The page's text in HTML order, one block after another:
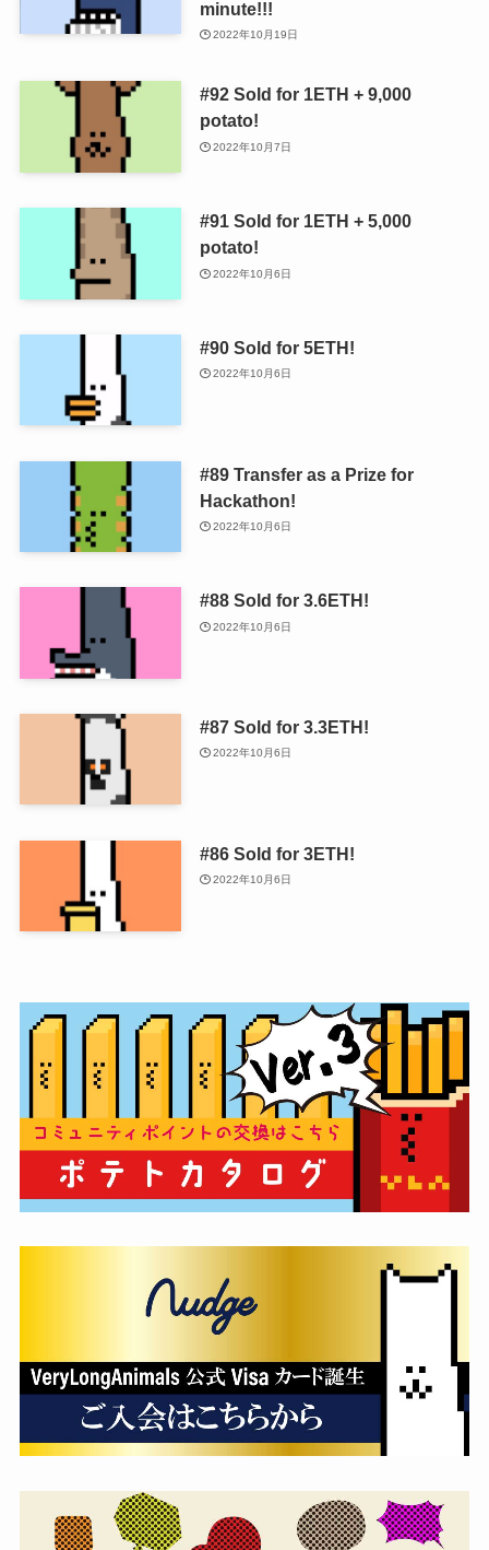
minute!!!
2022年10月19日
#92 Sold for 1ETH + 9,000
potato!
2022年10月7日
#91 Sold for 1ETH + 5,000
potato!
2022年10月6日
#90 Sold for 5ETH!
2022年10月6日
#89 Transfer as a Prize for
Hackathon!
2022年10月6日
#88 Sold for 3.6ETH!
2022年10月6日
#87 Sold for 3.3ETH!
2022年10月6日
#86 Sold for 3ETH!
2022年10月6日